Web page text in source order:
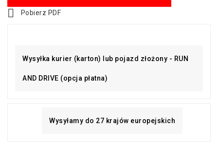
 Pobierz PDF
Wysyłka kurier (karton) lub pojazd złożony - RUN
AND DRIVE (opcja płatna)
Wysyłamy do 27 krajów europejskich